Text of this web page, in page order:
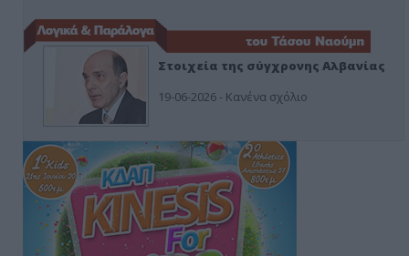
Στοιχεία της σύγχρονης Αλβανίας
19-06-2026 - Κανένα σχόλιο